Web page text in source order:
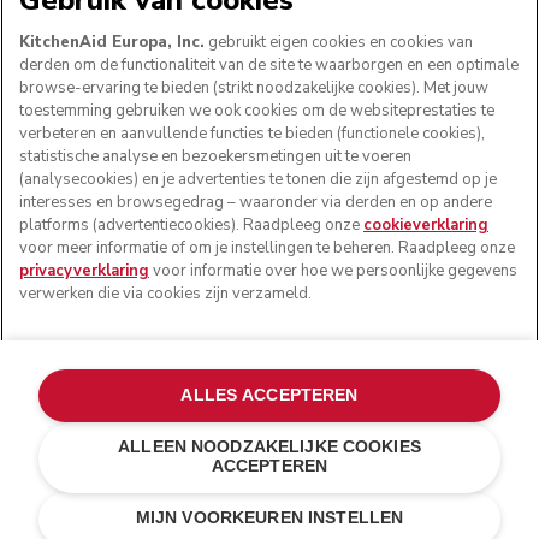
€ 184,00 € 230,00
Kosten besparen€ 46,00
© KitchenAid 2026 - Alle rechten voorbehouden.
KitchenAid en het design van de mixer zijn handelsmerken
Mijn cookies beheren Privacyverklaring
Cookiebeleid
Andere landen
Online geschillenafhandeling
KitchenAid Europa, Inc. gebruikt eigen cookies en cookies van
derden om de functionaliteit van de site te waarborgen en een optimale
browse-ervaring te bieden (strikt noodzakelijke cookies). Met jouw
toestemming gebruiken we ook cookies om de websiteprestaties te
verbeteren en aanvullende functies te bieden (functionele cookies),
statistische analyse en bezoekersmetingen uit te voeren
(analysecookies) en je advertenties te tonen die zijn afgestemd op je
interesses en browsegedrag – waaronder via derden en op andere
platforms (advertentiecookies). Raadpleeg onze cookieverklaring
voor meer informatie of om je instellingen te beheren. Raadpleeg onze
privacyverklaring voor informatie over hoe we persoonlijke gegevens
verwerken die via cookies zijn verzameld.
MIJN VOORKEUREN INSTELLEN
ALLEEN NOODZAKELIJKE COOKIES
ACCEPTEREN
ALLES ACCEPTEREN